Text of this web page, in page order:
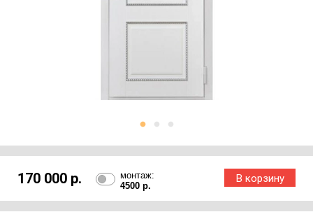
170 000 р.
монтаж:
4500 р.